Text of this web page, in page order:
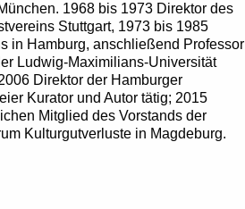
1968 bis 1973 Direktor des
Stuttgart, 1973 bis 1985
in Hamburg, anschließend Professor
Ludwig-Maximilians-Universität
Direktor der Hamburger
Kurator und Autor tätig; 2015
Mitglied des Vorstands der
Kulturgutverluste in Magdeburg.